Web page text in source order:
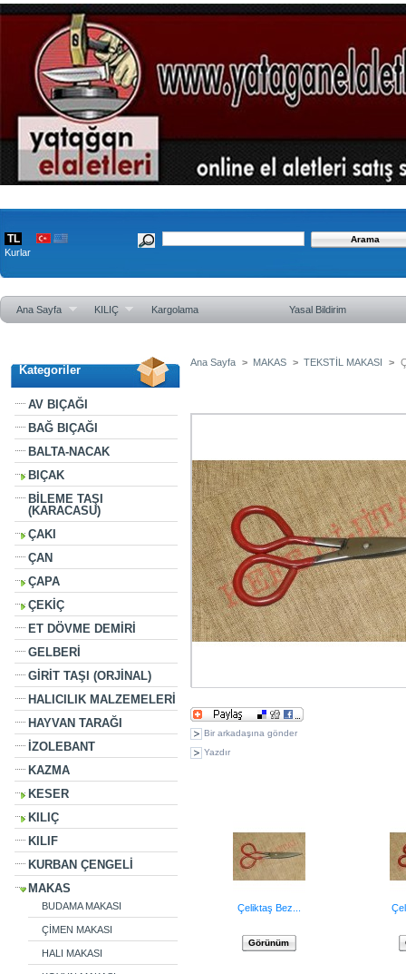
TL
Kurlar
Ana Sayfa KILIÇ Kargolama Yasal Bildirim
Kategoriler
AV BIÇAĞI
BAĞ BIÇAĞI
BALTA-NACAK
BIÇAK
BİLEME TAŞI
(KARACASU)
ÇAKI
ÇAN
ÇAPA
ÇEKİÇ
ET DÖVME DEMİRİ
GELBERİ
GİRİT TAŞI (ORJİNAL)
HALICILIK MALZEMELERİ
HAYVAN TARAĞI
İZOLEBANT
KAZMA
KESER
KILIÇ
KILIF
KURBAN ÇENGELİ
MAKAS
BUDAMA MAKASI
ÇİMEN MAKASI
HALI MAKASI
Ana Sayfa > MAKAS > TEKSTİL MAKASI >
Bir arkadaşına gönder
Yazdır
Çeliktaş Bez...
Görünüm